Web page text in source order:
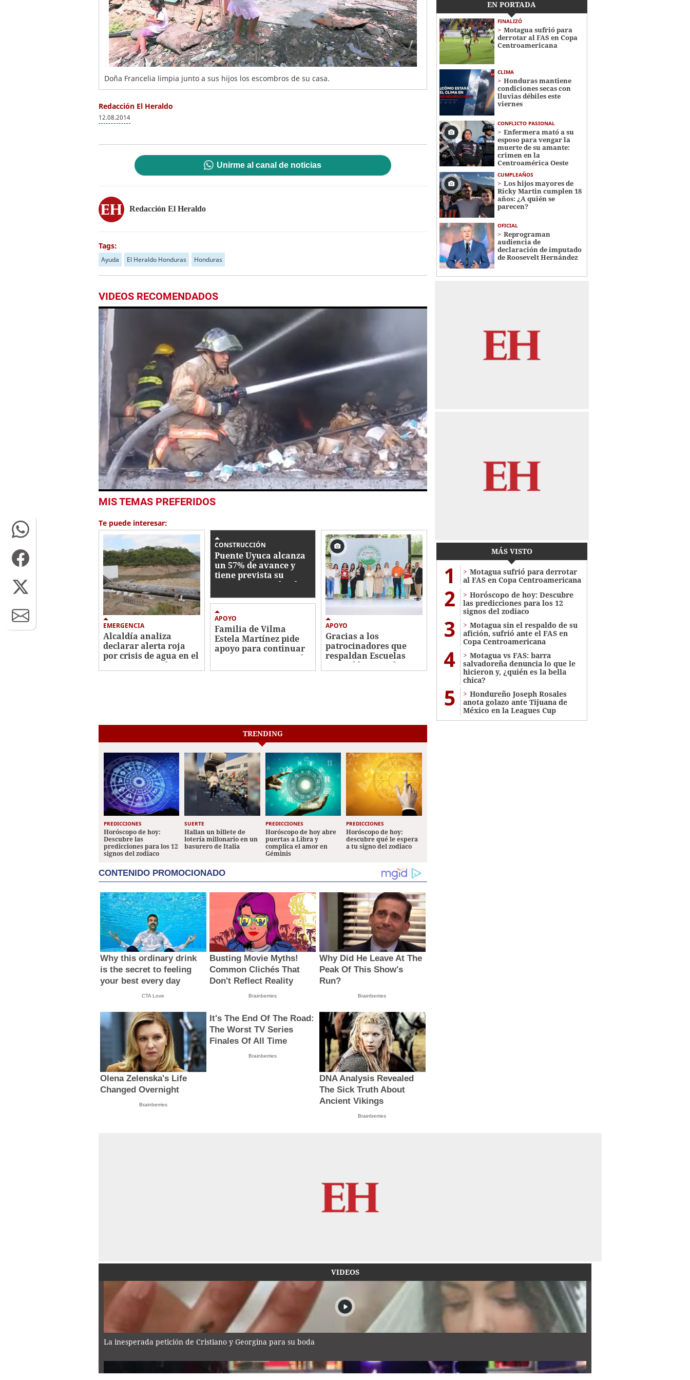
Doña Francelia limpia junto a sus hijos los escombros de su casa.
Redacción El Heraldo
12.08.2014
Unirme al canal de noticias
Redacción El Heraldo
Tags:
Ayuda El Heraldo Honduras Honduras
VIDEOS RECOMENDADOS
seconds
47
secondsVolume
0%
MIS TEMAS PREFERIDOS
Te puede interesar:
EMERGENCIA
Alcaldía analiza
declarar alerta roja
por crisis de agua en el
Distrito Central
CONSTRUCCIÓN
Puente Uyuca alcanza
un 57% de avance y
tiene prevista su
entrega para julio de
APOYO
Familia de Vilma
Estela Martínez pide
apoyo para continuar
tratamiento contra el
cáncer
APOYO
Gracias a los
patrocinadores que
respaldan Escuelas
Amigables con el
EN PORTADA
FINALIZÓ
Motagua sufrió para
derrotar al FAS en Copa
Centroamericana
CLIMA
Honduras mantiene
condiciones secas con
lluvias débiles este
viernes
CONFLICTO PASIONAL
Enfermera mató a su
esposo para vengar la
muerte de su amante:
crimen en la
Centroamérica Oeste
CUMPLEAÑOS
Los hijos mayores de
Ricky Martin cumplen 18
años: ¿A quién se
parecen?
OFICIAL
Reprograman
audiencia de
declaración de imputado
de Roosevelt Hernández
MÁS VISTO
1
Motagua sufrió para derrotar
al FAS en Copa Centroamericana
2
Horóscopo de hoy: Descubre
las predicciones para los 12
signos del zodiaco
3
Motagua sin el respaldo de su
afición, sufrió ante el FAS en
Copa Centroamericana
4
Motagua vs FAS: barra
salvadoreña denuncia lo que le
hicieron y, ¿quién es la bella
chica?
5
Hondureño Joseph Rosales
anota golazo ante Tijuana de
México en la Leagues Cup
TRENDING
PREDICCIONES
Horóscopo de hoy:
Descubre las
predicciones para los 12
signos del zodiaco
SUERTE
Hallan un billete de
lotería millonario en un
basurero de Italia
PREDICCIONES
Horóscopo de hoy abre
puertas a Libra y
complica el amor en
Géminis
PREDICCIONES
Horóscopo de hoy:
descubre qué le espera
a tu signo del zodiaco
CONTENIDO PROMOCIONADO
Why this ordinary drink
is the secret to feeling
your best every day
CTA Love
Busting Movie Myths!
Common Clichés That
Don't Reflect Reality
Brainberries
Why Did He Leave At The
Peak Of This Show's
Run?
Brainberries
Olena Zelenska's Life
Changed Overnight
Brainberries
It's The End Of The Road:
The Worst TV Series
Finales Of All Time
Brainberries
DNA Analysis Revealed
The Sick Truth About
Ancient Vikings
Brainberries
VIDEOS
La inesperada petición de Cristiano y Georgina para su boda